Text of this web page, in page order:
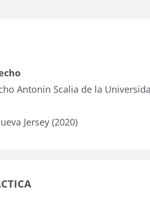
Antonin Scalia de la
Jersey (2020)